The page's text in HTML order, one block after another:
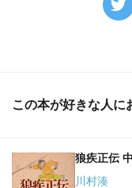
この本が好きな人に
狼疾正伝
川村湊